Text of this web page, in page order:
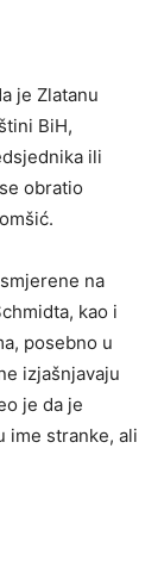
je Zlatanu
BiH,
ili
obratio
na
kao i
posebno u
izjašnjavaju
je da je
ime stranke, ali